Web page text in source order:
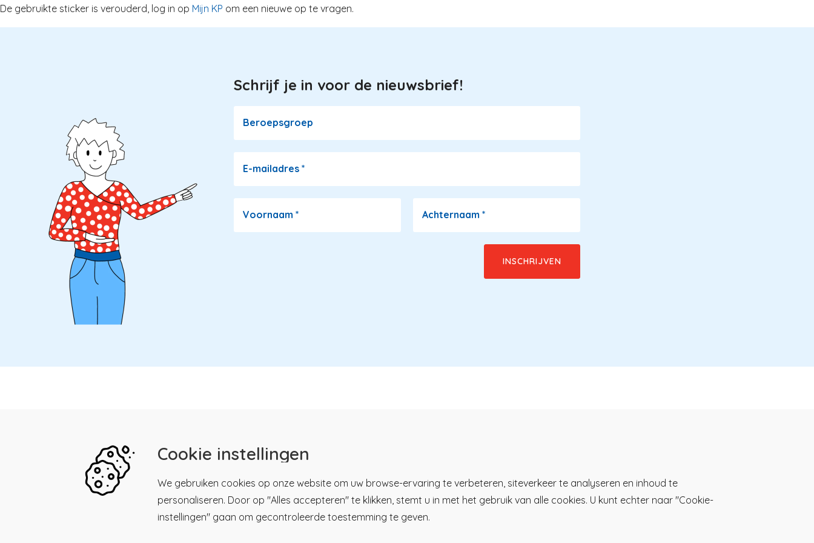
Overslaan
en
De gebruikte sticker is verouderd, log in op Mijn KP om een nieuwe op te vragen.
Schrijf je in voor de nieuwsbrief!
Beroepsgroep
E-mailadres *
Voornaam * Achternaam *
Cookie instellingen
We gebruiken cookies op onze website om uw browse-ervaring te verbeteren, siteverkeer te analyseren en inhoud te
personaliseren. Door op "Alles accepteren" te klikken, stemt u in met het gebruik van alle cookies. U kunt echter naar "Cookie-
instellingen" gaan om gecontroleerde toestemming te geven.